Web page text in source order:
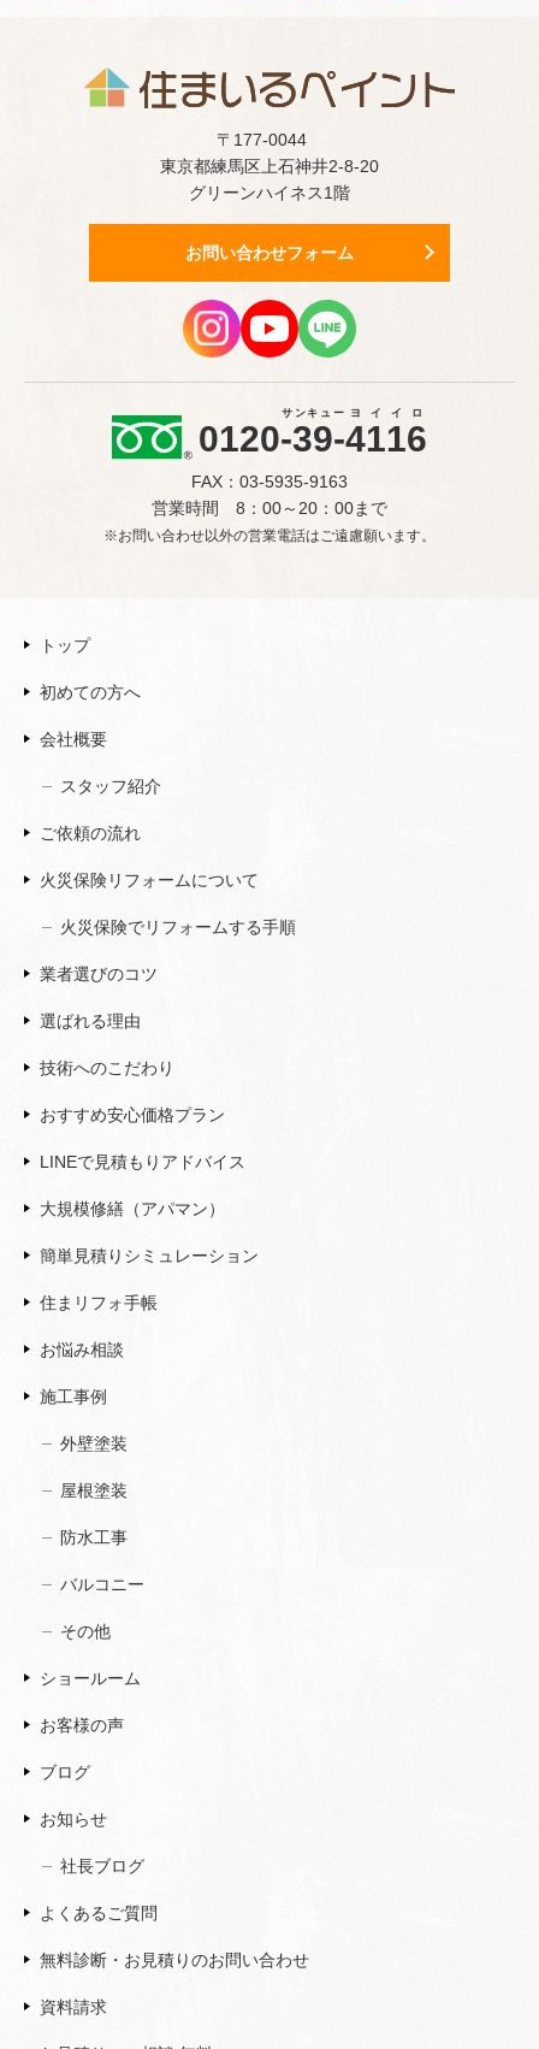
〒177-0044
東京都練馬区上石神井2-8-20
グリーンハイネス1階
お問い合わせフォーム
0120-39-
サンキュー
4116
ヨイイロ
FAX：03-5935-9163
営業時間 8：00～20：00まで
※お問い合わせ以外の営業電話はご遠慮願います。
トップ
初めての方へ
会社概要
スタッフ紹介
ご依頼の流れ
火災保険リフォームについて
火災保険でリフォームする手順
業者選びのコツ
選ばれる理由
技術へのこだわり
おすすめ安心価格プラン
LINEで見積もりアドバイス
大規模修繕（アパマン）
簡単見積りシミュレーション
住まリフォ手帳
お悩み相談
施工事例
外壁塗装
屋根塗装
防水工事
バルコニー
その他
ショールーム
お客様の声
ブログ
お知らせ
社長ブログ
よくあるご質問
無料診断・お見積りのお問い合わせ
資料請求